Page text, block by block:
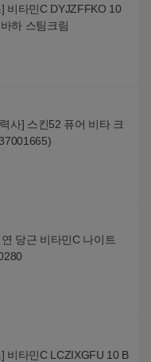
비타민C DYJZFFKO 10
하 스팀크림
사] 스킨52 퓨어 비타 크
(37001665)
당근 비타민C 나이트
비타민C LCZIXGFU 10 B